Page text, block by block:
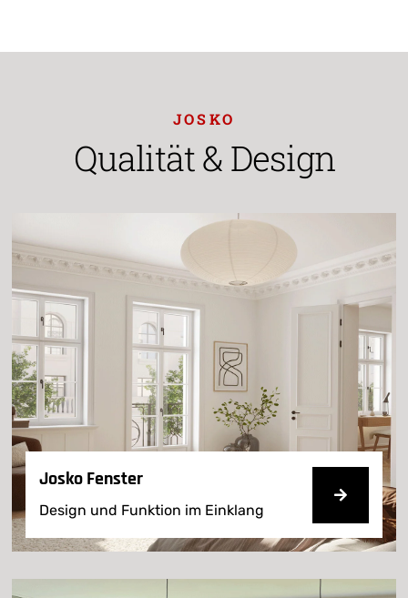
JOSKO
Qualität & Design
Josko Fenster
Design und Funktion im Einklang